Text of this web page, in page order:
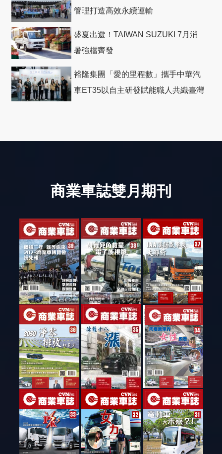
管理打造高效永續運輸
盛夏出遊！TAIWAN SUZUKI 7月消
暑強檔齊發
裕隆集團「愛的里程數」攜手中華汽
車ET35以自主研發賦能職人共織臺灣
商業車誌雙月期刊